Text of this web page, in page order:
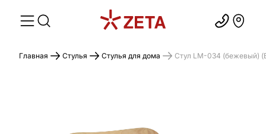
Главная Стулья Стулья для дома Стул LM-034 (бежевый)